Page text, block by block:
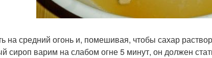
на средний огонь и, помешивая, чтобы сахар
сироп варим на слабом огне 5 минут, он должен